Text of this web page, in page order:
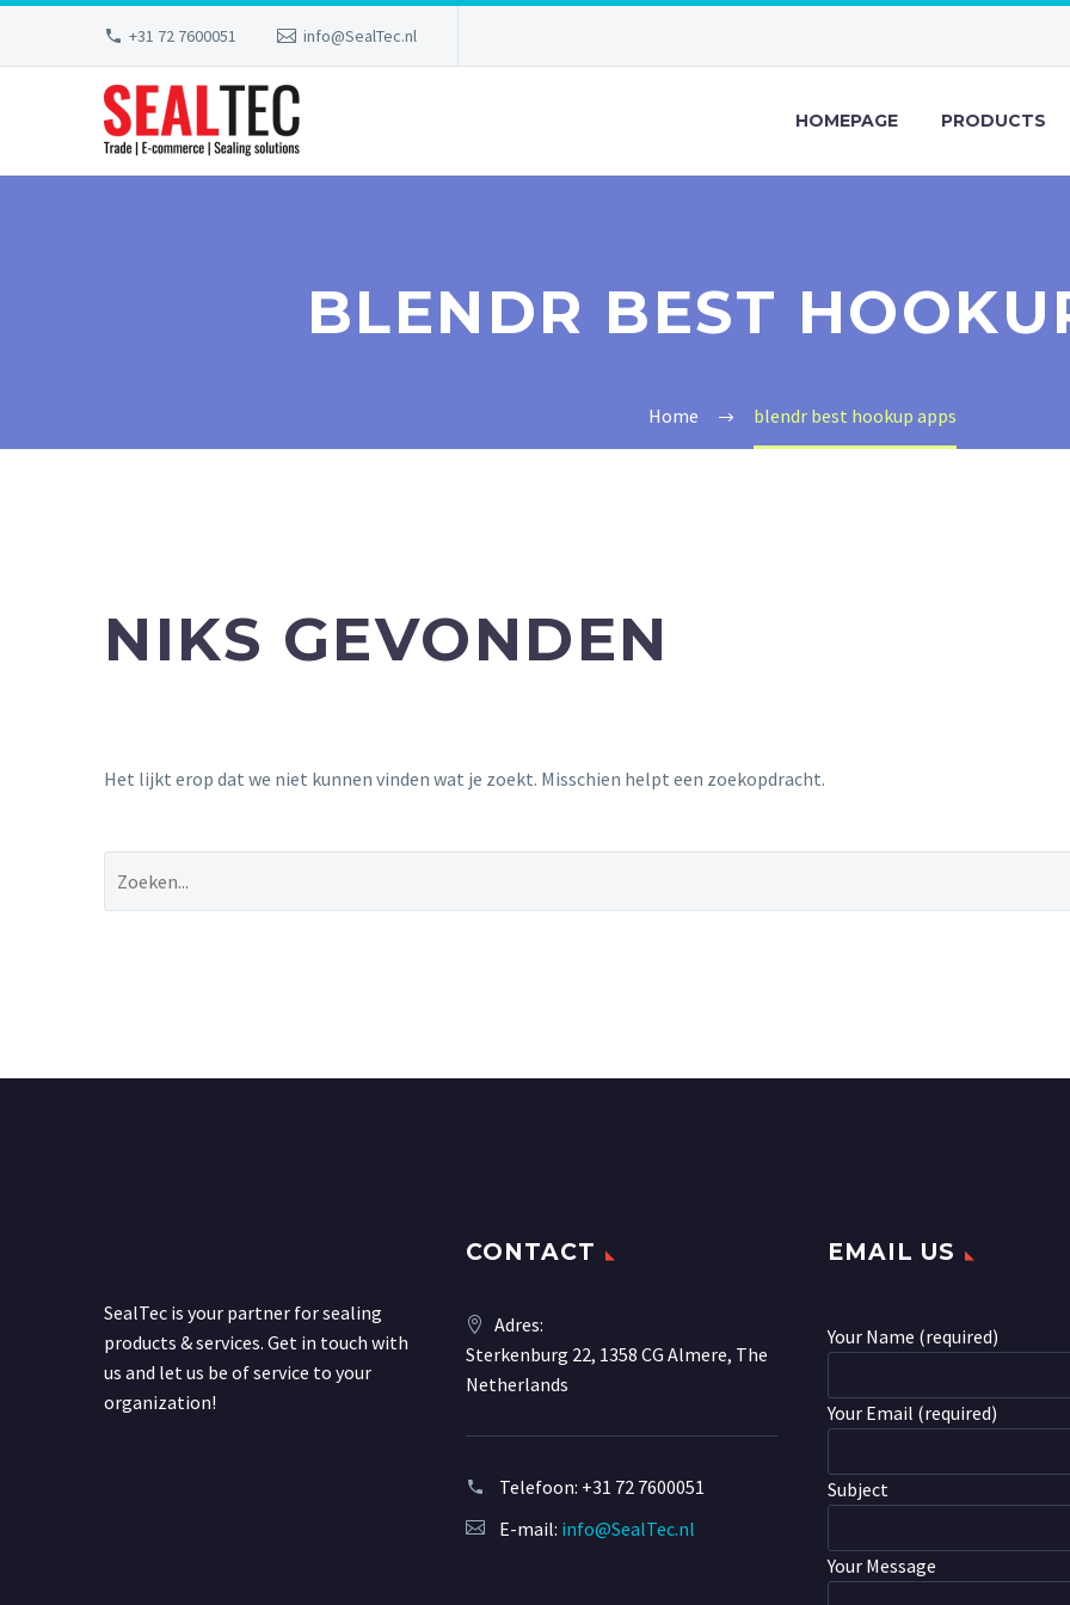
+31 72 7600051 info@SealTec.nl
HOMEPAGE PRODUCTS
BLENDR BEST
Home blendr best hookup apps
NIKS GEVONDEN
Het lijkt erop dat we niet kunnen vinden wat je zoekt. Misschien helpt een zoekopdracht.
SealTec is your partner for sealing
products & services. Get in touch with
us and let us be of service to your
organization!
CONTACT
Adres:
Sterkenburg 22, 1358 CG Almere, The
Netherlands
Telefoon: +31 72 7600051
E-mail: info@SealTec.nl
EMAIL US
Your Name (required)
Your Email (required)
Subject
Your Message